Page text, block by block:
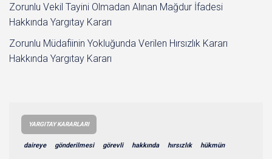
Zorunlu Vekil Tayini Olmadan Alınan Mağdur İfadesi
Hakkında Yargıtay Kararı
Zorunlu Müdafiinin Yokluğunda Verilen Hırsızlık Kararı
Hakkında Yargıtay Kararı
YARGITAY KARARLARI
daireye gönderilmesi görevli hakkında hırsızlık hükmün